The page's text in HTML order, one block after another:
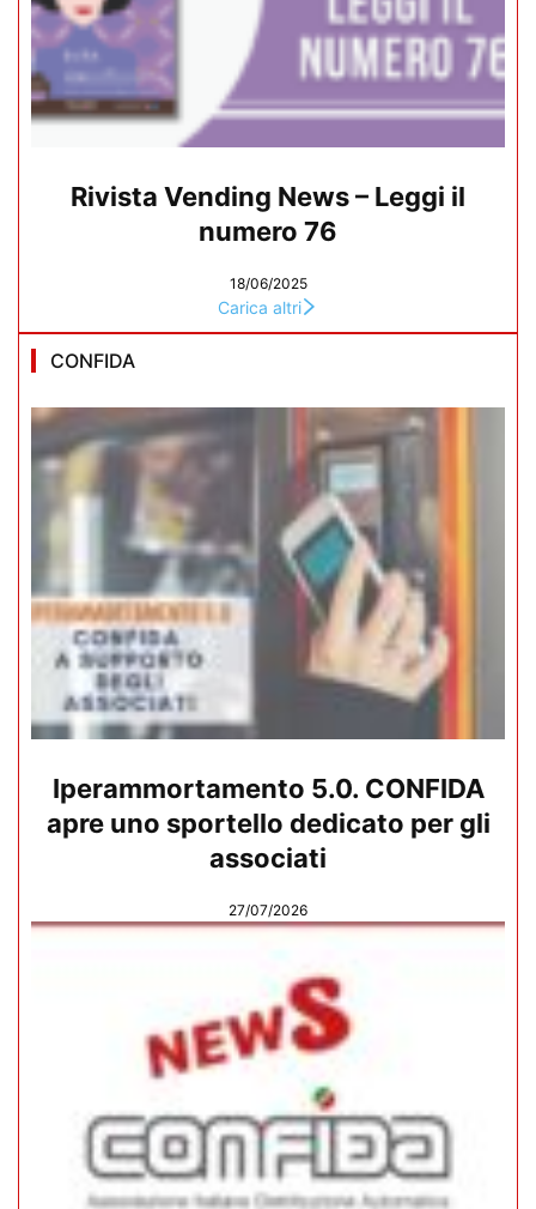
Rivista Vending News – Leggi il
numero 76
18/06/2025
Carica altri
CONFIDA
Iperammortamento 5.0. CONFIDA
apre uno sportello dedicato per gli
associati
27/07/2026